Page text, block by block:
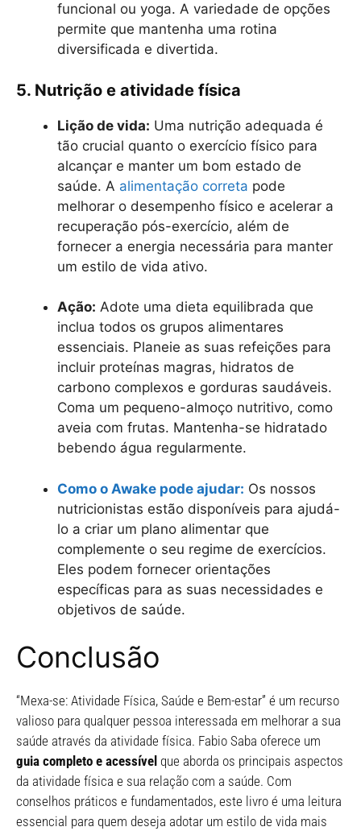
funcional ou yoga. A variedade de opções
permite que mantenha uma rotina
diversificada e divertida.
5. Nutrição e atividade física
Lição de vida: Uma nutrição adequada é
tão crucial quanto o exercício físico para
alcançar e manter um bom estado de
saúde. A alimentação correta pode
melhorar o desempenho físico e acelerar a
recuperação pós-exercício, além de
fornecer a energia necessária para manter
um estilo de vida ativo.
Ação: Adote uma dieta equilibrada que
inclua todos os grupos alimentares
essenciais. Planeie as suas refeições para
incluir proteínas magras, hidratos de
carbono complexos e gorduras saudáveis.
Coma um pequeno-almoço nutritivo, como
aveia com frutas. Mantenha-se hidratado
bebendo água regularmente.
Como o Awake pode ajudar: Os nossos
nutricionistas estão disponíveis para ajudá-
lo a criar um plano alimentar que
complemente o seu regime de exercícios.
Eles podem fornecer orientações
específicas para as suas necessidades e
objetivos de saúde.
Conclusão
“Mexa-se: Atividade Física, Saúde e Bem-estar” é um recurso
valioso para qualquer pessoa interessada em melhorar a sua
saúde através da atividade física. Fabio Saba oferece um
guia completo e acessível que aborda os principais aspectos
da atividade física e sua relação com a saúde. Com
conselhos práticos e fundamentados, este livro é uma leitura
essencial para quem deseja adotar um estilo de vida mais